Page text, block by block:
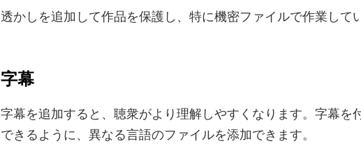
透かしを追加して作品を保護し、特に機密ファイルで作業して
字幕
字幕を追加すると、聴衆がより理解しやすくなります。字幕を
できるように、異なる言語のファイルを添加できます。